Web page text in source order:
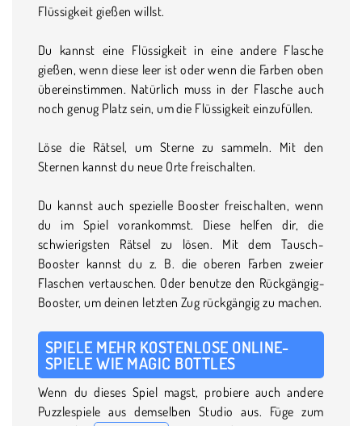
Flüssigkeit gießen willst.
Du kannst eine Flüssigkeit in eine andere Flasche
gießen, wenn diese leer ist oder wenn die Farben oben
übereinstimmen. Natürlich muss in der Flasche auch
noch genug Platz sein, um die Flüssigkeit einzufüllen.
Löse die Rätsel, um Sterne zu sammeln. Mit den
Sternen kannst du neue Orte freischalten.
Du kannst auch spezielle Booster freischalten, wenn
du im Spiel vorankommst. Diese helfen dir, die
schwierigsten Rätsel zu lösen. Mit dem Tausch-
Booster kannst du z. B. die oberen Farben zweier
Flaschen vertauschen. Oder benutze den Rückgängig-
Booster, um deinen letzten Zug rückgängig zu machen.
SPIELE MEHR KOSTENLOSE ONLINE-
SPIELE WIE MAGIC BOTTLES
Wenn du dieses Spiel magst, probiere auch andere
Puzzlespiele aus demselben Studio aus. Füge zum